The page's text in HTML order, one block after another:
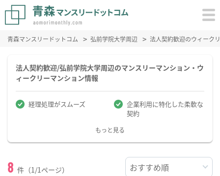
青森マンスリードットコム 弘前学院大学周辺 法人契約歓迎のウィーク
法人契約歓迎/弘前学院大学周辺のマンスリーマンション・ウ
ィークリーマンション情報
経理処理がスムーズ
企業利用に特化した柔軟な
契約
もっと見る
8 件（1/1ページ）